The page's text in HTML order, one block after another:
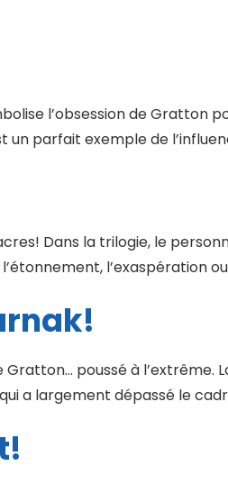
l’obsession de Gratton
un parfait exemple de
Dans la trilogie, le
l’exaspération
poussé à l’extrême.
a largement dépassé le